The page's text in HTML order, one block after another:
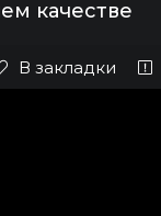
качестве
В закладки